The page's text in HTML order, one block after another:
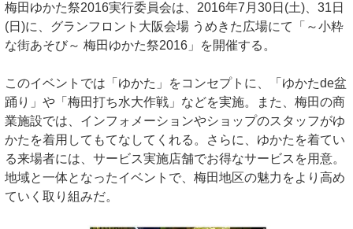
梅田ゆかた祭2016実行委員会は、2016年7月30日(土)、31日
(日)に、グランフロント大阪会場 うめきた広場にて「～小粋
な街あそび～ 梅田ゆかた祭2016」を開催する。
このイベントでは「ゆかた」をコンセプトに、「ゆかたde盆
踊り」や「梅田打ち水大作戦」などを実施。また、梅田の商
業施設では、インフォメーションやショップのスタッフがゆ
かたを着用してもてなしてくれる。さらに、ゆかたを着てい
る来場者には、サービス実施店舗でお得なサービスを用意。
地域と一体となったイベントで、梅田地区の魅力をより高め
ていく取り組みだ。